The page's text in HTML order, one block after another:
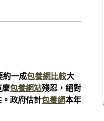
約一成包養網比較大
麼包養網站殘忍，絕對
政府估計包養網本年